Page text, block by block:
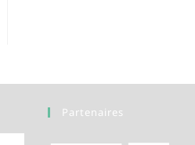
Partenaires